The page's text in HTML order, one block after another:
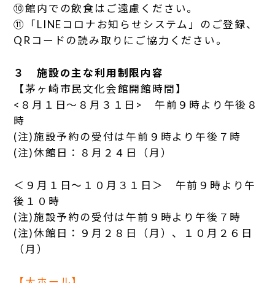
⑩館内での飲食はご遠慮ください。
⑪「LINEコロナお知らせシステム」のご登録、
QRコードの読み取りにご協力ください。
３ 施設の主な利用制限内容
【茅ヶ崎市民文化会館開館時間】
<８月１日～８月３１日> 午前９時より午後８
時
(注)施設予約の受付は午前９時より午後７時
(注)休館日：８月２４日（月）
＜９月１日～１０月３１日＞ 午前９時より午
後１０時
(注)施設予約の受付は午前９時より午後７時
(注)休館日：９月２８日（月）、１０月２６日
（月）